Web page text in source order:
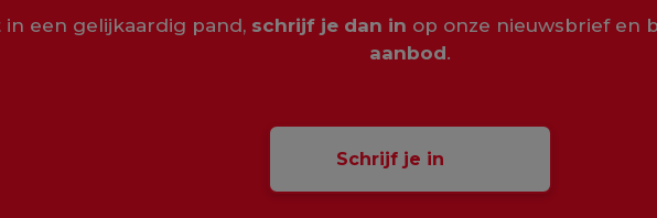
een gelijkaardig pand, schrijf je dan in op onze nieuwsbrief en
aanbod.
Schrijf je in